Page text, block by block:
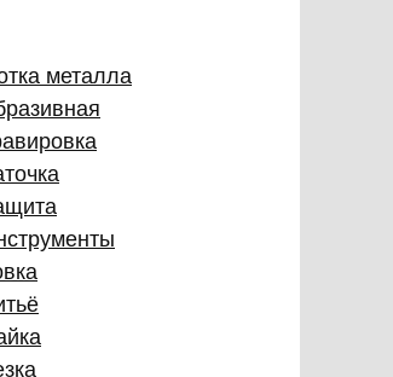
металла